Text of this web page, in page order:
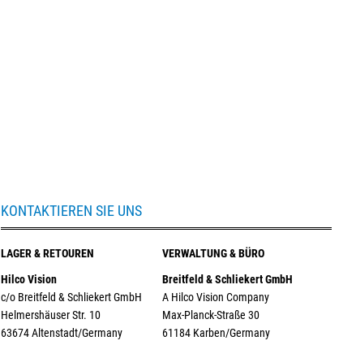
KONTAKTIEREN SIE UNS
LAGER & RETOUREN
Hilco Vision
c/o Breitfeld & Schliekert GmbH
Helmershäuser Str. 10
63674 Altenstadt/Germany
VERWALTUNG & BÜRO
Breitfeld & Schliekert GmbH
A Hilco Vision Company
Max-Planck-Straße 30
61184 Karben/Germany